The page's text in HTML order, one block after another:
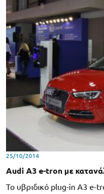
25/10/2014
Audi A3 e-tron με
Το υβριδικό plug-in A3 e-